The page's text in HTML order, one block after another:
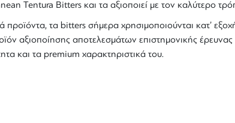
Tentura Bitters και τα αξιοποιεί με τον καλύτερο
προϊόντα, τα bitters σήμερα χρησιμοποιούνται κατ’
αξιοποίησης αποτελεσμάτων επιστημονικής έρευνας
και τα premium χαρακτηριστικά του.